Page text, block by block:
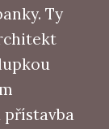
Ty